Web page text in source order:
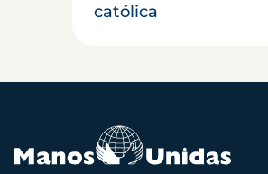
católica